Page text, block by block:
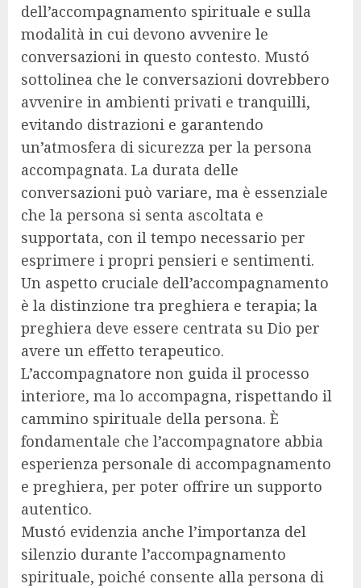
dell’accompagnamento spirituale e sulla
modalità in cui devono avvenire le
conversazioni in questo contesto. Mustó
sottolinea che le conversazioni dovrebbero
avvenire in ambienti privati e tranquilli,
evitando distrazioni e garantendo
un’atmosfera di sicurezza per la persona
accompagnata. La durata delle
conversazioni può variare, ma è essenziale
che la persona si senta ascoltata e
supportata, con il tempo necessario per
esprimere i propri pensieri e sentimenti.
Un aspetto cruciale dell’accompagnamento
è la distinzione tra preghiera e terapia; la
preghiera deve essere centrata su Dio per
avere un effetto terapeutico.
L’accompagnatore non guida il processo
interiore, ma lo accompagna, rispettando il
cammino spirituale della persona. È
fondamentale che l’accompagnatore abbia
esperienza personale di accompagnamento
e preghiera, per poter offrire un supporto
autentico.
Mustó evidenzia anche l’importanza del
silenzio durante l’accompagnamento
spirituale, poiché consente alla persona di